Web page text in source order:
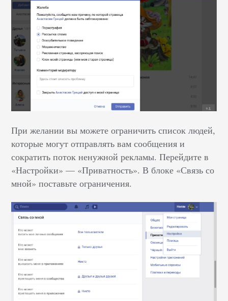
При желании вы можете ограничить список людей,
которые могут отправлять вам сообщения и
сократить поток ненужной рекламы. Перейдите в
«Настройки» –– «Приватность». В блоке «Связь со
мной» поставьте ограничения.